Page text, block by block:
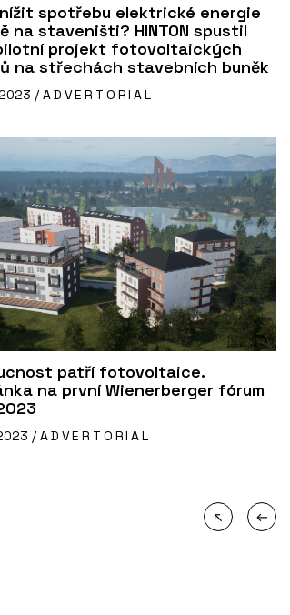
spotřebu elektrické energie
na staveništi? HINTON spustil
projekt fotovoltaických
na střechách stavebních buněk
/ ADVERTORIAL
patří fotovoltaice.
na první Wienerberger fórum
/ ADVERTORIAL
↖ ←